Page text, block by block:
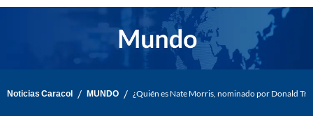
Noticias Caracol / MUNDO / ¿Quién es Nate Morris, nominado por Donald